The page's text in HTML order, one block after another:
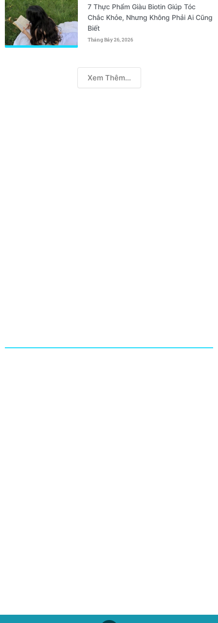
7 Thực Phẩm Giàu Biotin Giúp Tóc
Chắc Khỏe, Nhưng Không Phải Ai Cũng
Biết
Tháng Bảy 26, 2026
Xem Thêm...